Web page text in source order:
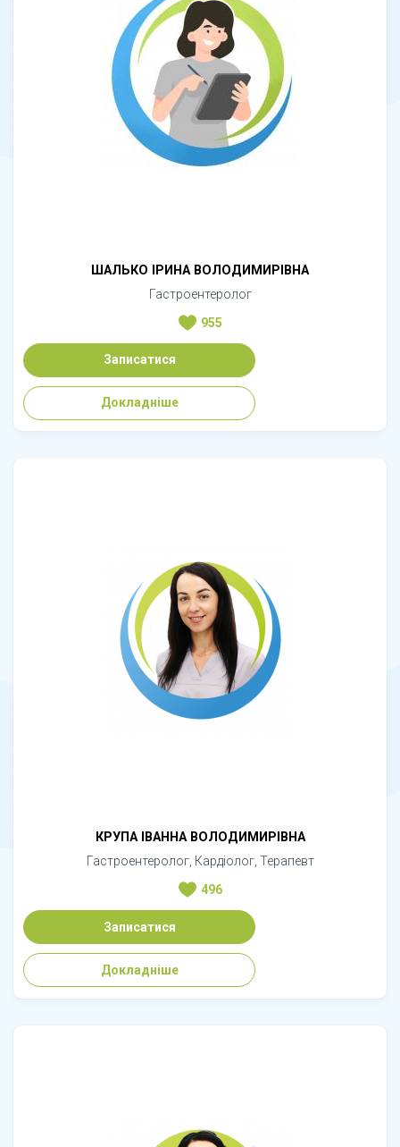
ШАЛЬКО ІРИНА ВОЛОДИМИРІВНА
Гастроентеролог
955
Записатися
Докладніше
КРУПА ІВАННА ВОЛОДИМИРІВНА
Гастроентеролог, Кардіолог, Терапевт
496
Записатися
Докладніше